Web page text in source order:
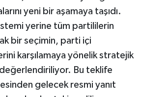
yeni bir aşamaya taşıdı.
yerine tüm partililerin
bir seçimin, parti içi
karşılamaya yönelik stratejik
Bu teklife
gelecek resmi yanıt